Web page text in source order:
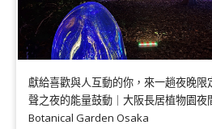
獻給喜歡與人互動的你，來一趟夜晚
聲之夜的能量鼓動｜大阪長居植物園夜
Botanical Garden Osaka